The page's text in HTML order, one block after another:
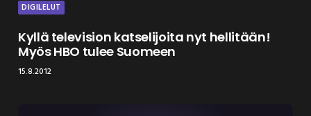
DIGILELUT
Kyllä television katselijoita nyt hellitään!
Myös HBO tulee Suomeen
15.8.2012